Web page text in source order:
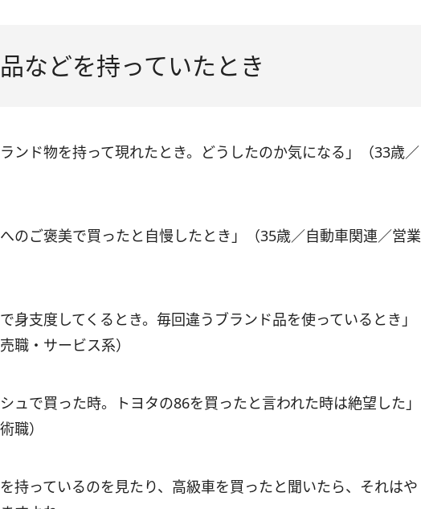
などを持っていたとき
ンド物を持って現れたとき。どうしたのか気になる」（33歳／
のご褒美で買ったと自慢したとき」（35歳／自動車関連／営業
身支度してくるとき。毎回違うブランド品を使っているとき」
職・サービス系）
ュで買った時。トヨタの86を買ったと言われた時は絶望した」
職）
持っているのを見たり、高級車を買ったと聞いたら、それはや